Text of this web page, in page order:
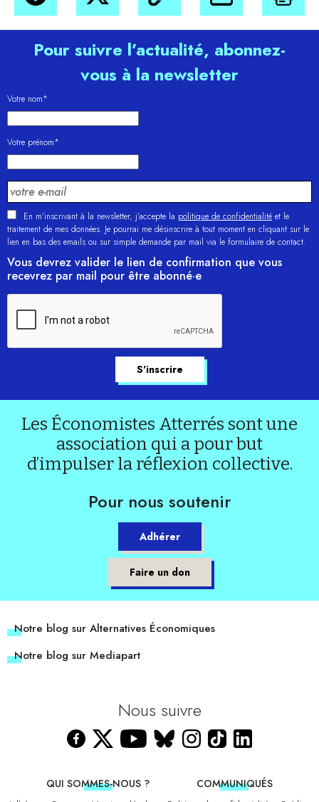
Pour suivre l’actualité, abonnez-
vous à la newsletter
Votre nom*
Votre prénom*
En m'inscrivant à la newsletter, j’accepte la politique de confidentialité et le
traitement de mes données. Je pourrai me désinscrire à tout moment en cliquant sur le
lien en bas des emails ou sur simple demande par mail via le formulaire de contact.
Vous devrez valider le lien de confirmation que vous
recevrez par mail pour être abonné·e
Les Économistes Atterrés sont une
association qui a pour but
d’impulser la réflexion collective.
Pour nous soutenir
Adhérer
Faire un don
Notre blog sur Alternatives Économiques
Notre blog sur Mediapart
Nous suivre
QUI SOMMES-NOUS ?
COMMUNIQUÉS